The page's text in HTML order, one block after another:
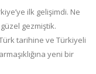
ilk gelişimdi. Ne
gezmiştik.
tarihine ve Türkiyeli
yeni bir